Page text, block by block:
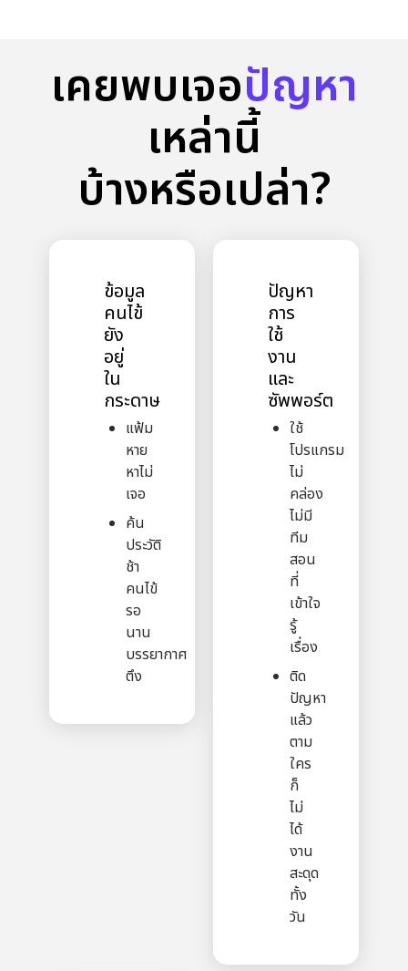
เคยพบเจอปัญหา
เหล่านี้
บ้างหรือเปล่า?
ข้อมูล
คนไข้
ยัง
อยู่
ใน
กระดาษ
แฟ้ม
หาย
หาไม่
เจอ
ค้น
ประวัติ
ช้า
คนไข้
รอ
นาน
บรรยากาศ
ตึง
ปัญหา
การ
ใช้
งาน
และ
ซัพพอร์ต
ใช้
โปรแกรม
ไม่
คล่อง
ไม่มี
ทีม
สอน
ที่
เข้าใจ
รู้
เรื่อง
ติด
ปัญหา
แล้ว
ตาม
ใคร
ก็
ไม่
ได้
งาน
สะดุด
ทั้ง
วัน